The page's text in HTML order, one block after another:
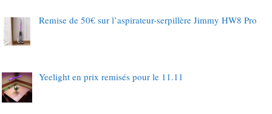
Remise de 50€ sur l’aspirateur-serpillère Jimmy HW8 Pro
Yeelight en prix remisés pour le 11.11